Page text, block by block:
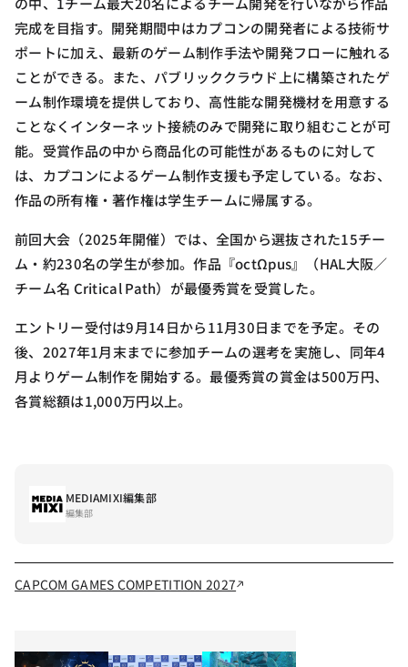
完成を目指す。開発期間中はカプコンの開発者による技術サ
ポートに加え、最新のゲーム制作手法や開発フローに触れる
ことができる。また、パブリッククラウド上に構築されたゲ
ーム制作環境を提供しており、高性能な開発機材を用意する
ことなくインターネット接続のみで開発に取り組むことが可
能。受賞作品の中から商品化の可能性があるものに対して
は、カプコンによるゲーム制作支援も予定している。なお、
作品の所有権・著作権は学生チームに帰属する。
前回大会（2025年開催）では、全国から選抜された15チー
ム・約230名の学生が参加。作品『octΩpus』（HAL大阪／
チーム名 Critical Path）が最優秀賞を受賞した。
エントリー受付は9月14日から11月30日までを予定。その
後、2027年1月末までに参加チームの選考を実施し、同年4
月よりゲーム制作を開始する。最優秀賞の賞金は500万円、
各賞総額は1,000万円以上。
MEDIAMIXI編集部
編集部
CAPCOM GAMES COMPETITION 2027